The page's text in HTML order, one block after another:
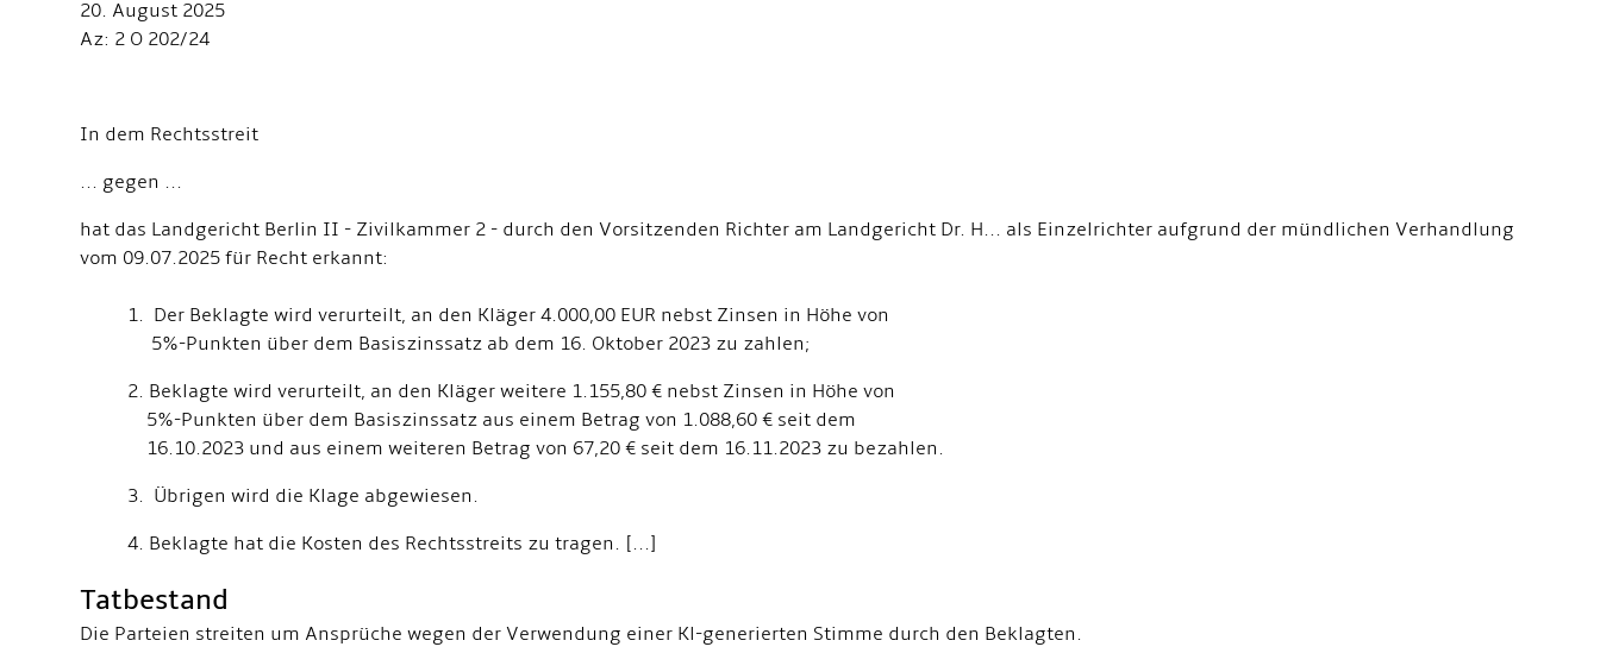
20. August 2025
Az: 2 O 202/24
In dem Rechtsstreit
... gegen ...
hat das Landgericht Berlin II - Zivilkammer 2 - durch den Vorsitzenden Richter am Landgericht Dr. H... als Einzelrichter aufgrund der mündlichen Verhandlung
vom 09.07.2025 für Recht erkannt:
1. Der Beklagte wird verurteilt, an den Kläger 4.000,00 EUR nebst Zinsen in Höhe von
5%-Punkten über dem Basiszinssatz ab dem 16. Oktober 2023 zu zahlen;
2. Beklagte wird verurteilt, an den Kläger weitere 1.155,80 € nebst Zinsen in Höhe von
5%-Punkten über dem Basiszinssatz aus einem Betrag von 1.088,60 € seit dem
16.10.2023 und aus einem weiteren Betrag von 67,20 € seit dem 16.11.2023 zu bezahlen.
3. Übrigen wird die Klage abgewiesen.
4. Beklagte hat die Kosten des Rechtsstreits zu tragen. [...]
Tatbestand
Die Parteien streiten um Ansprüche wegen der Verwendung einer Kl-generierten Stimme durch den Beklagten.